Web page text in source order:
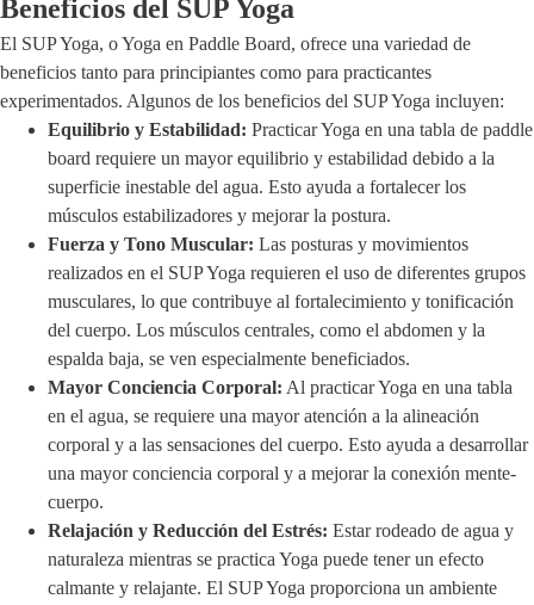
Beneficios del SUP Yoga
El SUP Yoga, o Yoga en Paddle Board, ofrece una variedad de
beneficios tanto para principiantes como para practicantes
experimentados. Algunos de los beneficios del SUP Yoga incluyen:
Equilibrio y Estabilidad: Practicar Yoga en una tabla de paddle
board requiere un mayor equilibrio y estabilidad debido a la
superficie inestable del agua. Esto ayuda a fortalecer los
músculos estabilizadores y mejorar la postura.
Fuerza y Tono Muscular: Las posturas y movimientos
realizados en el SUP Yoga requieren el uso de diferentes grupos
musculares, lo que contribuye al fortalecimiento y tonificación
del cuerpo. Los músculos centrales, como el abdomen y la
espalda baja, se ven especialmente beneficiados.
Mayor Conciencia Corporal: Al practicar Yoga en una tabla
en el agua, se requiere una mayor atención a la alineación
corporal y a las sensaciones del cuerpo. Esto ayuda a desarrollar
una mayor conciencia corporal y a mejorar la conexión mente-
cuerpo.
Relajación y Reducción del Estrés: Estar rodeado de agua y
naturaleza mientras se practica Yoga puede tener un efecto
calmante y relajante. El SUP Yoga proporciona un ambiente